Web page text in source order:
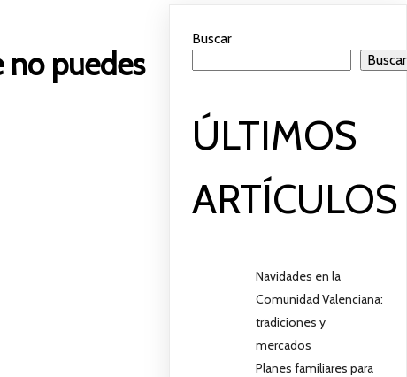
no puedes
Buscar
Buscar
ÚLTIMOS
ARTÍCULOS
Navidades en la
Comunidad Valenciana:
tradiciones y
mercados
Planes familiares para